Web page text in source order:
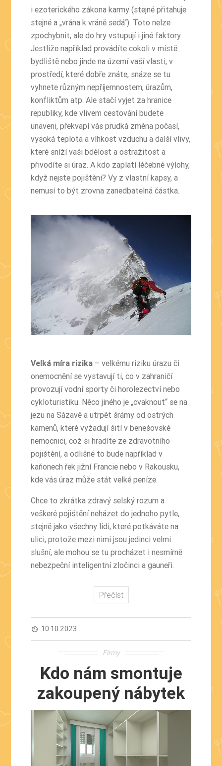
i ezoterického zákona karmy (stejné přitahuje
stejné a „vrána k vráně sedá“). Toto nelze
zpochybnit, ale do hry vstupují i jiné faktory.
Jestliže například provádíte cokoli v místě
bydliště nebo jinde na území vaší vlasti, v
prostředí, které dobře znáte, snáze se tu
vyhnete různým nepříjemnostem, úrazům,
konfliktům atp. Ale stačí vyjet za hranice
republiky, kde vlivem cestování budete
unaveni, překvapí vás prudká změna počasí,
vysoká teplota a vlhkost vzduchu a další vlivy,
které sníží vaši bdělost a ostražitost a
přivodíte si úraz. A kdo zaplatí léčebné výlohy,
když nejste pojištěni? Vy z vlastní kapsy, a
nemusí to být zrovna zanedbatelná částka.
Velká míra rizika – velkému riziku úrazu či
onemocnění se vystavují ti, co v zahraničí
provozují vodní sporty či horolezectví nebo
cykloturistiku. Něco jiného je „cvaknout“ se na
jezu na Sázavě a utrpět šrámy od ostrých
kamenů, které vyžadují šití v benešovské
nemocnici, což si hradíte ze zdravotního
pojištění, a odlišné to bude například v
kaňonech řek jižní Francie nebo v Rakousku,
kde vás úraz může stát velké peníze.
Chce to zkrátka zdravý selský rozum a
veškeré pojištění neházet do jednoho pytle,
stejně jako všechny lidi, které potkáváte na
ulici, protože mezi nimi jsou jedinci velmi
slušní, ale mohou se tu procházet i nesmírně
nebezpeční inteligentní zločinci a gauneři.
Přečíst
av_timer 10.10.2023
Firmy
Kdo nám smontuje
zakoupený nábytek